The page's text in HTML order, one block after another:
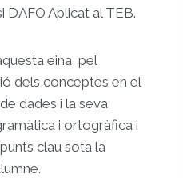
DAFO Aplicat al TEB.
eina, pel
dels conceptes en el
dades i la seva
i ortogràfica i
clau sota la